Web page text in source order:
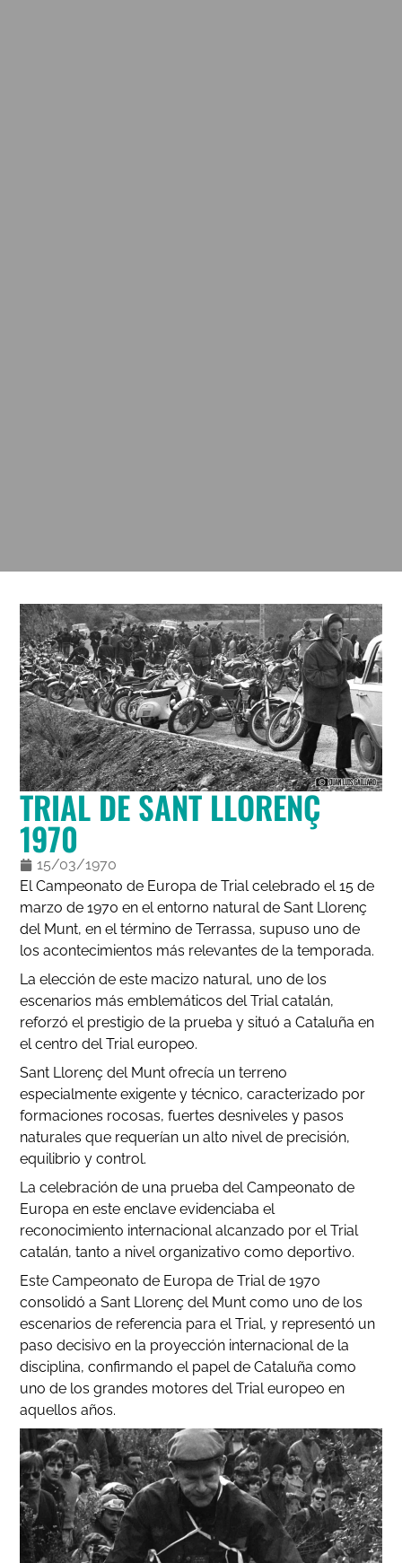
TRIAL DE SANT LLORENÇ
1970
15/03/1970
El Campeonato de Europa de Trial celebrado el 15 de
marzo de 1970 en el entorno natural de Sant Llorenç
del Munt, en el término de Terrassa, supuso uno de
los acontecimientos más relevantes de la temporada.
La elección de este macizo natural, uno de los
escenarios más emblemáticos del Trial catalán,
reforzó el prestigio de la prueba y situó a Cataluña en
el centro del Trial europeo.
Sant Llorenç del Munt ofrecía un terreno
especialmente exigente y técnico, caracterizado por
formaciones rocosas, fuertes desniveles y pasos
naturales que requerían un alto nivel de precisión,
equilibrio y control.
La celebración de una prueba del Campeonato de
Europa en este enclave evidenciaba el
reconocimiento internacional alcanzado por el Trial
catalán, tanto a nivel organizativo como deportivo.
Este Campeonato de Europa de Trial de 1970
consolidó a Sant Llorenç del Munt como uno de los
escenarios de referencia para el Trial, y representó un
paso decisivo en la proyección internacional de la
disciplina, confirmando el papel de Cataluña como
uno de los grandes motores del Trial europeo en
aquellos años.